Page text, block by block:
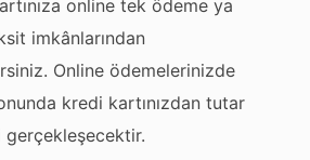
online tek ödeme ya
imkânlarından
Online ödemelerinizde
kredi kartınızdan tutar